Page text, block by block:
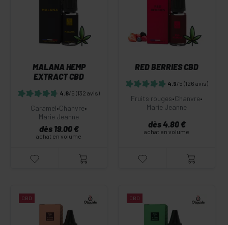
MALANA HEMP
EXTRACT CBD
4.8/5 (132 avis)
Caramel•Chanvre•
Marie Jeanne
dès 19.00 €
achat en volume
RED BERRIES CBD
4.9/5 (126 avis)
Fruits rouges•Chanvre•
Marie Jeanne
dès 4.80 €
achat en volume
CBD CBD